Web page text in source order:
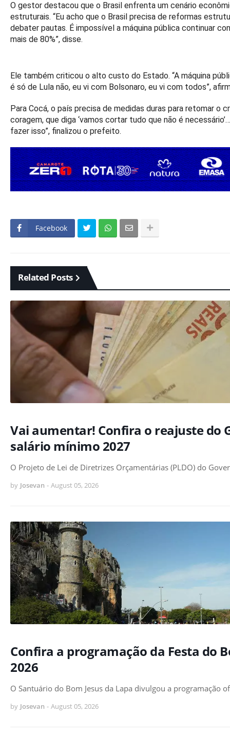
O gestor destacou que o Brasil enfrenta um cenário
estruturais. “Eu acho que o Brasil precisa de reformas
debater pautas. É impossível a máquina pública continuar
mais de 80%”, disse.
Ele também criticou o alto custo do Estado. “A máquina
é só de Lula não, eu vi com Bolsonaro, eu vi com todos”,
Para Cocá, o país precisa de medidas duras para retomar o
coragem, que diga ‘vamos cortar tudo que não é
fazer isso”, finalizou o prefeito.
Facebook
Related Posts
Vai aumentar! Confira o reajuste do
salário mínimo 2027
O Projeto de Lei de Diretrizes Orçamentárias (PLDO) do
by Josevan - August 05, 2026
Confira a programação da Festa do
2026
O Santuário do Bom Jesus da Lapa divulgou a programação
by Josevan - August 05, 2026